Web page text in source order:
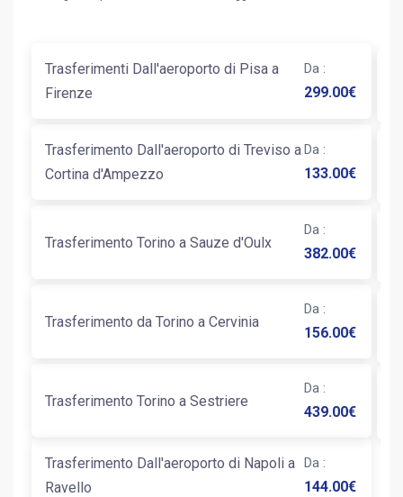
Trasferimenti Dall'aeroporto di Pisa a
Firenze
Da :
299.00€
Trasferimento Dall'aeroporto di Treviso a
Cortina d'Ampezzo
Da :
133.00€
Trasferimento Torino a Sauze d'Oulx
Da :
382.00€
Trasferimento da Torino a Cervinia
Da :
156.00€
Trasferimento Torino a Sestriere
Da :
439.00€
Trasferimento Dall'aeroporto di Napoli a
Ravello
Da :
144.00€